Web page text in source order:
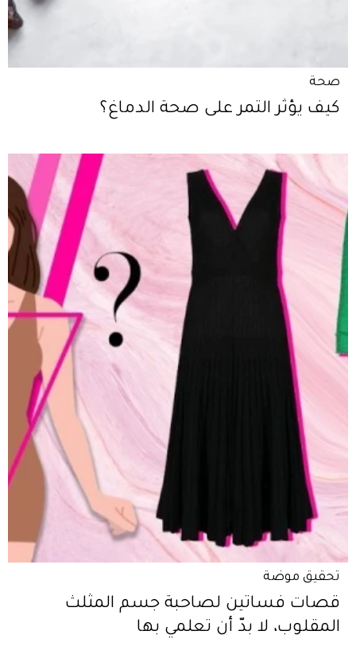
صحة
كيف يؤثر التمر على صحة الدماغ؟
تحقيق موضة
قصات فساتين لصاحبة جسم المثلث
المقلوب، لا بدّ أن تعلمي بها